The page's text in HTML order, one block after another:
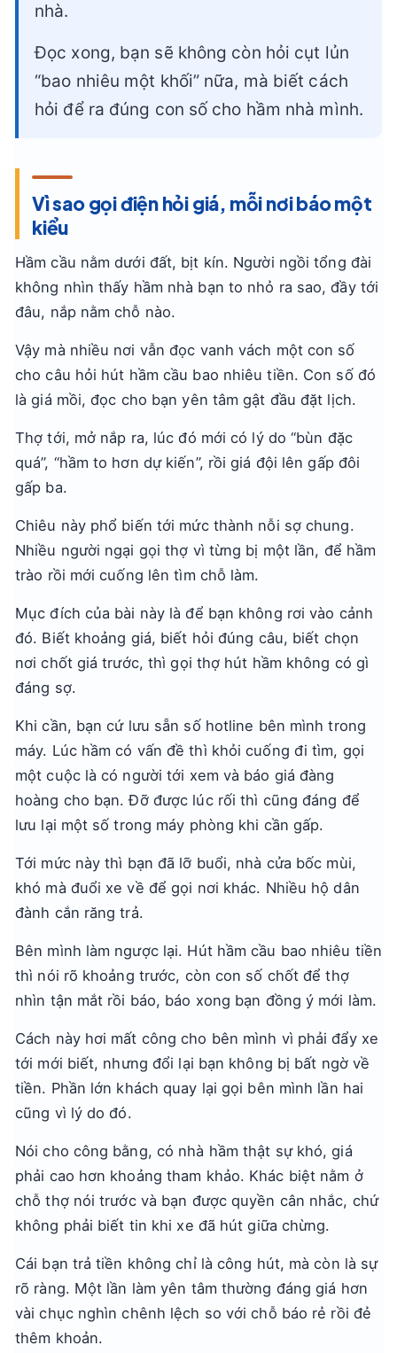
nhà.
Đọc xong, bạn sẽ không còn hỏi cụt lủn
“bao nhiêu một khối” nữa, mà biết cách
hỏi để ra đúng con số cho hầm nhà mình.
Vì sao gọi điện hỏi giá, mỗi nơi báo một
kiểu
Hầm cầu nằm dưới đất, bịt kín. Người ngồi tổng đài
không nhìn thấy hầm nhà bạn to nhỏ ra sao, đầy tới
đâu, nắp nằm chỗ nào.
Vậy mà nhiều nơi vẫn đọc vanh vách một con số
cho câu hỏi hút hầm cầu bao nhiêu tiền. Con số đó
là giá mồi, đọc cho bạn yên tâm gật đầu đặt lịch.
Thợ tới, mở nắp ra, lúc đó mới có lý do “bùn đặc
quá”, “hầm to hơn dự kiến”, rồi giá đội lên gấp đôi
gấp ba.
Chiêu này phổ biến tới mức thành nỗi sợ chung.
Nhiều người ngại gọi thợ vì từng bị một lần, để hầm
trào rồi mới cuống lên tìm chỗ làm.
Mục đích của bài này là để bạn không rơi vào cảnh
đó. Biết khoảng giá, biết hỏi đúng câu, biết chọn
nơi chốt giá trước, thì gọi thợ hút hầm không có gì
đáng sợ.
Khi cần, bạn cứ lưu sẵn số hotline bên mình trong
máy. Lúc hầm có vấn đề thì khỏi cuống đi tìm, gọi
một cuộc là có người tới xem và báo giá đàng
hoàng cho bạn. Đỡ được lúc rối thì cũng đáng để
lưu lại một số trong máy phòng khi cần gấp.
Tới mức này thì bạn đã lỡ buổi, nhà cửa bốc mùi,
khó mà đuổi xe về để gọi nơi khác. Nhiều hộ dân
đành cắn răng trả.
Bên mình làm ngược lại. Hút hầm cầu bao nhiêu tiền
thì nói rõ khoảng trước, còn con số chốt để thợ
nhìn tận mắt rồi báo, báo xong bạn đồng ý mới làm.
Cách này hơi mất công cho bên mình vì phải đẩy xe
tới mới biết, nhưng đổi lại bạn không bị bất ngờ về
tiền. Phần lớn khách quay lại gọi bên mình lần hai
cũng vì lý do đó.
Nói cho công bằng, có nhà hầm thật sự khó, giá
phải cao hơn khoảng tham khảo. Khác biệt nằm ở
chỗ thợ nói trước và bạn được quyền cân nhắc, chứ
không phải biết tin khi xe đã hút giữa chừng.
Cái bạn trả tiền không chỉ là công hút, mà còn là sự
rõ ràng. Một lần làm yên tâm thường đáng giá hơn
vài chục nghìn chênh lệch so với chỗ báo rẻ rồi đẻ
thêm khoản.